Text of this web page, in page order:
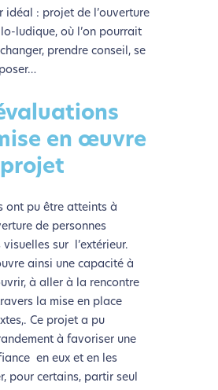
nécessaires à votre
le parcourir dans son Mode
très peu nos serveurs et vous
ainsi un acteur majeur de
votre contribution !
Mode Eco
idéal : projet de l’ouverture
ludique, où l’on pourrait
prendre conseil, se
en œuvre
ont pu être atteints à
de personnes
sur l’extérieur.
ainsi une capacité à
à aller à la rencontre
la mise en place
Ce projet a pu
à favoriser une
en eux et en les
pour certains, partir seul